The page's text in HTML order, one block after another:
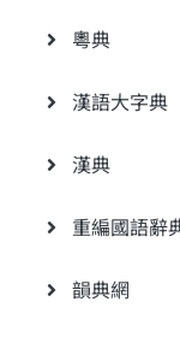
粵典
漢語大字典
漢典
重編國語辭
韻典網